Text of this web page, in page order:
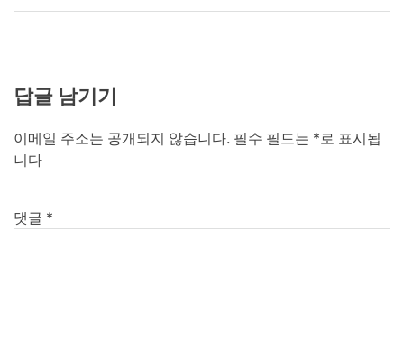
답글 남기기
이메일 주소는 공개되지 않습니다. 필수 필드는 *로 표시됩
니다
댓글 *